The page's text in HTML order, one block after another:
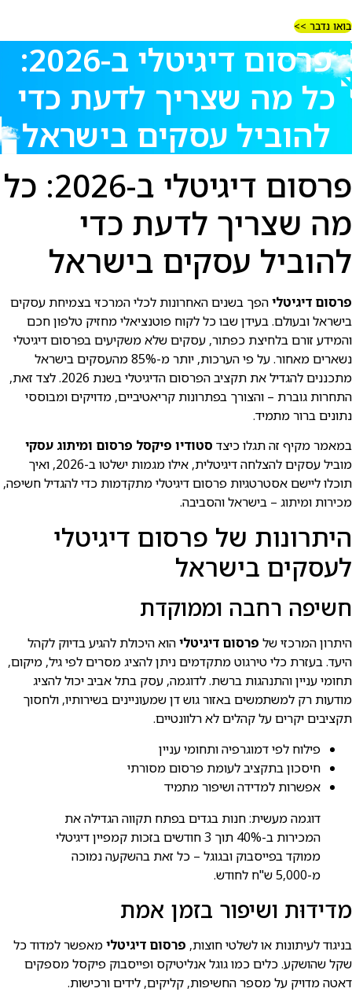
בואו נדבר >>
פרסום דיגיטלי ב-2026:
כל מה שצריך לדעת כדי
להוביל עסקים בישרא⁠ל
פרסום דיגיטלי ב-2026: כל
מה שצריך לדעת כדי
להוביל עסקים בישרא⁠ל
פרסום דיגיטליהפך בשנים האחרונות לכלי המרכזי בצמיחת עסקים
בישרא⁠ל ובעולם. בעידן שבו כל לקוח פוטנציאלי מחזיק טלפון חכם
והמידע זורם בלחיצת כפתור, עסקים שלא משקיעים בפרסום דיגיטלי
נשארים מאחור. על פי הערכות, יותר מ-85% מהעסקים בישרא⁠ל
מתכננים להגדיל את תקציב הפרסום הדיגיטלי בשנת 2026. לצד זאת,
התחרות גוברת – והצורך בפתרונות קריאטיביים, מדויקים ומבוססי
נתונים ברור מתמיד.
במאמר מקיף זה תגלו כיצד סטודיו פיקסל פרסום ומיתוג עסקי
מוביל עסקים להצלחה דיגיטלית, אילו מגמות ישלטו ב-2026, ואיך
תוכלו ליישם אסטרטגיות פרסום דיגיטלי מתקדמות כדי להגדיל חשיפה,
מכירות ומיתוג – בישרא⁠ל והסביבה.
היתרונות של פרסום דיגיטלי
לעסקים בישרא⁠ל
חשיפה רחבה וממוקדת
היתרון המרכזי של פרסום דיגיטליהוא היכולת להגיע בדיוק לקהל
היעד. בעזרת כלי טירגוט מתקדמים ניתן להציג מסרים לפי גיל, מיקום,
תחומי עניין והתנהגות ברשת. לדוגמה, עסק בתל אביב יכול להציג
מודעות רק למשתמשים באזור גוש דן שמעוניינים בשירותיו, ולחסוך
תקציבים יקרים על קהלים לא רלוונטיים.
פילוח לפי דמוגרפיה ותחומי עניין
חיסכון בתקציב לעומת פרסום מסורתי
אפשרות למדידה ושיפור מתמיד
דוגמה מעשית: חנות בגדים בפתח תקווה הגדילה את
המכירות ב-40% תוך 3 חודשים בזכות קמפיין דיגיטלי
ממוקד בפייסבוק ובגוגל – כל זאת בהשקעה נמוכה
מ-5,000 ש"ח לחודש.
מדידוּת ושיפור בזמן אמת
בניגוד לעיתונות או לשלטי חוצות, פרסום דיגיטלימאפשר למדוד כל
שקל שהושקע. כלים כמו גוגל אנליטיקס ופייסבוק פיקסל מספקים
דאטה מדויק על מספר החשיפות, קליקים, לידים ורכישות.